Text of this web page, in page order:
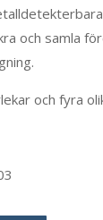
och samla
och fyra